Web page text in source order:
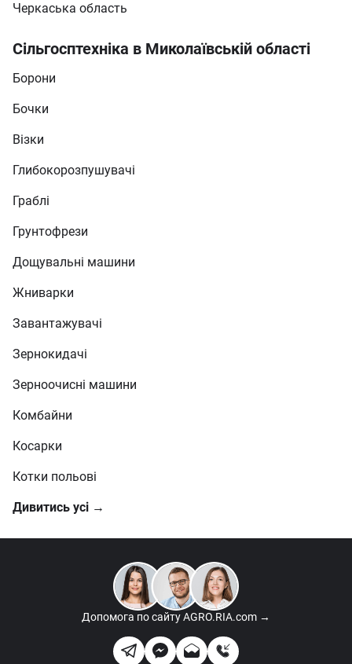
Черкаська область
Сільгосптехніка в Миколаївській області
Борони
Бочки
Візки
Глибокорозпушувачі
Граблі
Грунтофрези
Дощувальні машини
Жниварки
Завантажувачі
Зернокидачі
Зерноочисні машини
Комбайни
Косарки
Котки польові
Дивитись усі →
Допомога по сайтуAGRO.RIA.com →